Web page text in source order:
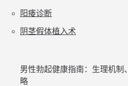
阳痿诊断
阴茎假体植入术
男性勃起健康指南：生理机制
略